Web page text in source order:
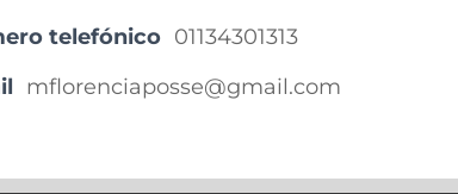
telefónico 01134301313
mflorenciaposse@gmail.com